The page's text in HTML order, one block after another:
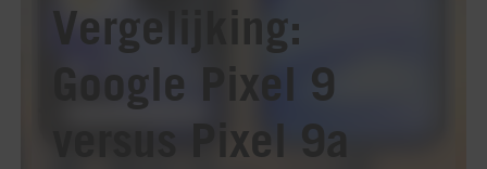
Vergelijking:
Google Pixel 9
versus Pixel 9a